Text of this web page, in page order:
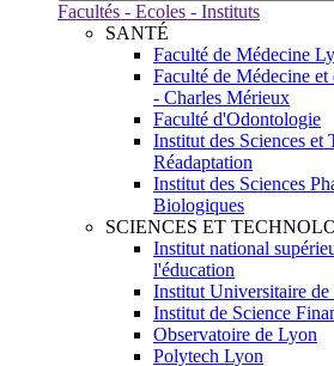
Facultés - Ecoles - Instituts
SANTÉ
Faculté de Médecine
Faculté de Médecine
- Charles Mérieux
Faculté d'Odontologie
Institut des Sciences et
Réadaptation
Institut des Sciences
Biologiques
SCIENCES ET
Institut national
l'éducation
Institut Universitaire
Institut de Science
Observatoire de Lyon
Polytech Lyon